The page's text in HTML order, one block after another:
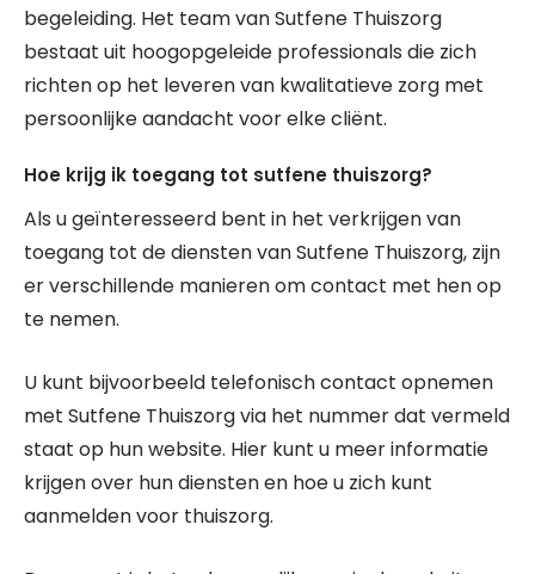
begeleiding. Het team van Sutfene Thuiszorg
bestaat uit hoogopgeleide professionals die zich
richten op het leveren van kwalitatieve zorg met
persoonlijke aandacht voor elke cliënt.
Hoe krijg ik toegang tot sutfene thuiszorg?
Als u geïnteresseerd bent in het verkrijgen van
toegang tot de diensten van Sutfene Thuiszorg, zijn
er verschillende manieren om contact met hen op
te nemen.
U kunt bijvoorbeeld telefonisch contact opnemen
met Sutfene Thuiszorg via het nummer dat vermeld
staat op hun website. Hier kunt u meer informatie
krijgen over hun diensten en hoe u zich kunt
aanmelden voor thuiszorg.